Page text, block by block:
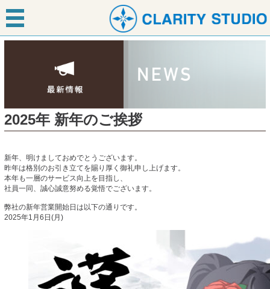
2025年 新年のご挨拶
新年、明けましておめでとうございます。
昨年は格別のお引き立てを賜り厚く御礼申し上げます。
本年も一層のサービス向上を目指し、
社員一同、誠心誠意努める覚悟でございます。
弊社の新年営業開始日は以下の通りです。
2025年1月6日(月)